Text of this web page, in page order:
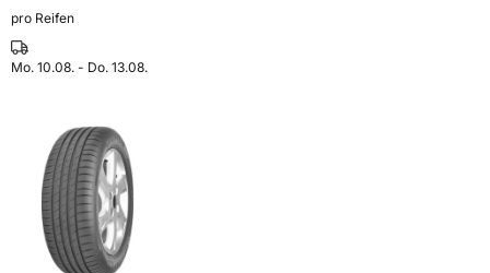
pro Reifen
Mo. 10.08. - Do. 13.08.